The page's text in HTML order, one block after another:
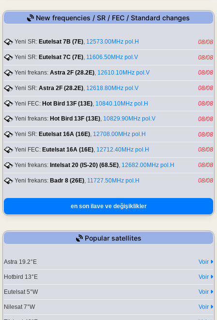
New frequencies / SR / FEC / Standard changes
Yeni SR: Eutelsat 7B (7E), 12573.00MHz pol.H 08/08
Yeni SR: Eutelsat 7C (7E), 11606.50MHz pol.V 08/08
Yeni frekans: Astra 2F (28.2E), 12610.10MHz pol.V 08/08
Yeni SR: Astra 2F (28.2E) 12618.80MHz pol.V 08/08
Yeni FEC: Hot Bird 13F (13E) 10840.10MHz pol.H 08/08
Yeni frekans: Hot Bird 13F (13E), 10829.90MHz pol.V 08/08
Yeni SR: Eutelsat 16A (16E), 12708.00MHz pol.H 08/08
Yeni FEC: Eutelsat 16A (16E), 12712.40MHz pol.H 08/08
Yeni frekans: Intelsat 20 (IS-20) (68.5E), 12682.00MHz pol.H 08/08
Yeni frekans: Badr 8 (26E) 11727.50MHz pol.H 08/08
en son ilave ve değişiklikler
Popular satellites
Astra 19.2°E Voir
Hotbird 13°E Voir
Eutelsat 5°W Voir
Nilesat 7°W Voir